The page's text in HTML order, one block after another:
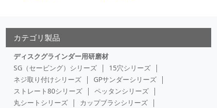
カテゴリ製品
ディスクグラインダー用研磨材
SG（セービング）シリーズ
15穴シリーズ
ネジ取り付けシリーズ
GPサンダーシリーズ
ストレート80シリーズ
ペッタンシリーズ
丸シートシリーズ
カップブラシシリーズ